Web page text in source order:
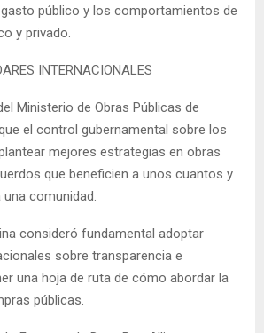
público y los comportamientos de
y privado.
INTERNACIONALES
Ministerio de Obras Públicas de
el control gubernamental sobre los
mejores estrategias en obras
que beneficien a unos cuantos y
comunidad.
consideró fundamental adoptar
sobre transparencia e
una hoja de ruta de cómo abordar la
públicas.